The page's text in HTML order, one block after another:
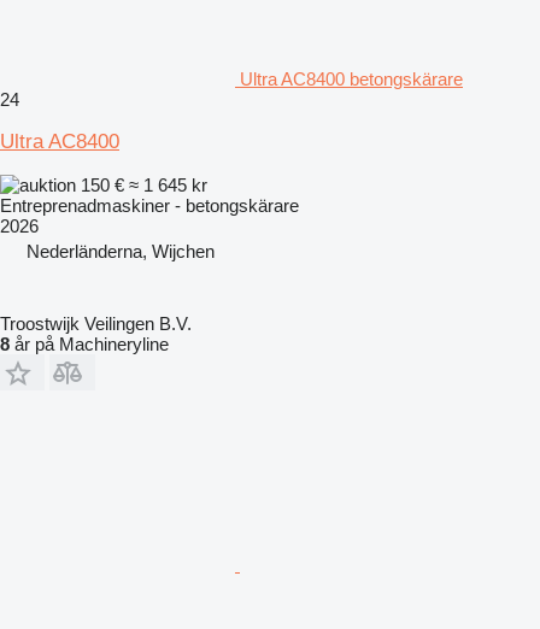
Ultra AC8400 betongskärare
24
Ultra AC8400
150 € ≈ 1 645 kr
Entreprenadmaskiner - betongskärare
2026
Nederländerna, Wijchen
Troostwijk Veilingen B.V.
8 år på Machineryline